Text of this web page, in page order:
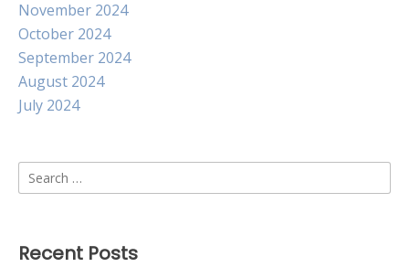
November 2024
October 2024
September 2024
August 2024
July 2024
Search
for:
Recent Posts